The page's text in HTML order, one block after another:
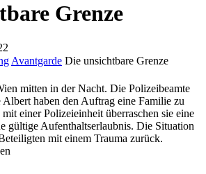
Grenze
Avantgarde Die unsichtbare Grenze
mitten in der Nacht. Die Polizeibeamte
haben den Auftrag eine Familie zu
einer Polizeieinheit überraschen sie eine
gültige Aufenthaltserlaubnis. Die Situation
mit einem Trauma zurück.